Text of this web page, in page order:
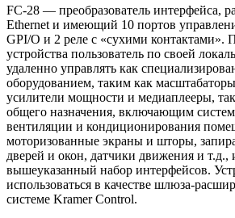
FC-28 — преобразователь интерфейса,
Ethernet и имеющий 10 портов
GPI/O и 2 реле с «сухими
устройства пользователь по своей
удаленно управлять как
оборудованием, таким как
усилители мощности и медиаплееры,
общего назначения, включающим
вентиляции и кондиционирования
моторизованные экраны и шторы,
дверей и окон, датчики движения и т.д.,
вышеуказанный набор интерфейсов.
использоваться в качестве шлюза-
системе Kramer Control.